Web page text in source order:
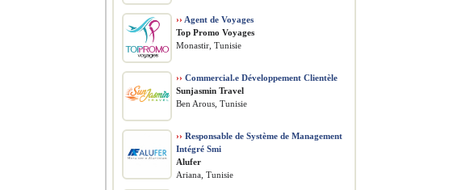
›› Agent de Voyages
Top Promo Voyages
Monastir, Tunisie
›› Commercial.e Développement Clientèle
Sunjasmin Travel
Ben Arous, Tunisie
›› Responsable de Système de Management
Intégré Smi
Alufer
Ariana, Tunisie